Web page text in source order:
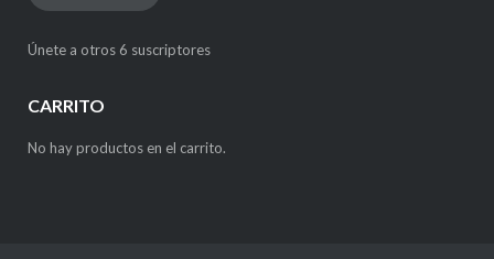
electrónico
Únete a otros 6 suscriptores
CARRITO
No hay productos en el carrito.